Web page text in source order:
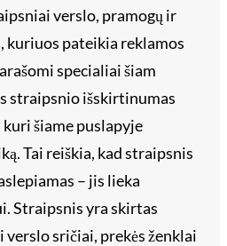
verslo, pramogų ir
kuriuos pateikia reklamos
specialiai šiam
straipsnio išskirtinumas
šiame puslapyje
Tai reiškia, kad straipsnis
– jis lieka
Straipsnis yra skirtas
sričiai, prekės ženklai